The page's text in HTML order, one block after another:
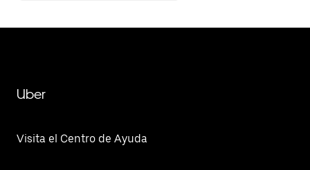
Uber
Visita el Centro de Ayuda